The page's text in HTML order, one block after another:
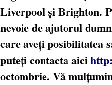
Liverpool și Brighton.
nevoie de ajutorul
care aveți posibilitatea
puteți contacta aici
octombrie. Vă